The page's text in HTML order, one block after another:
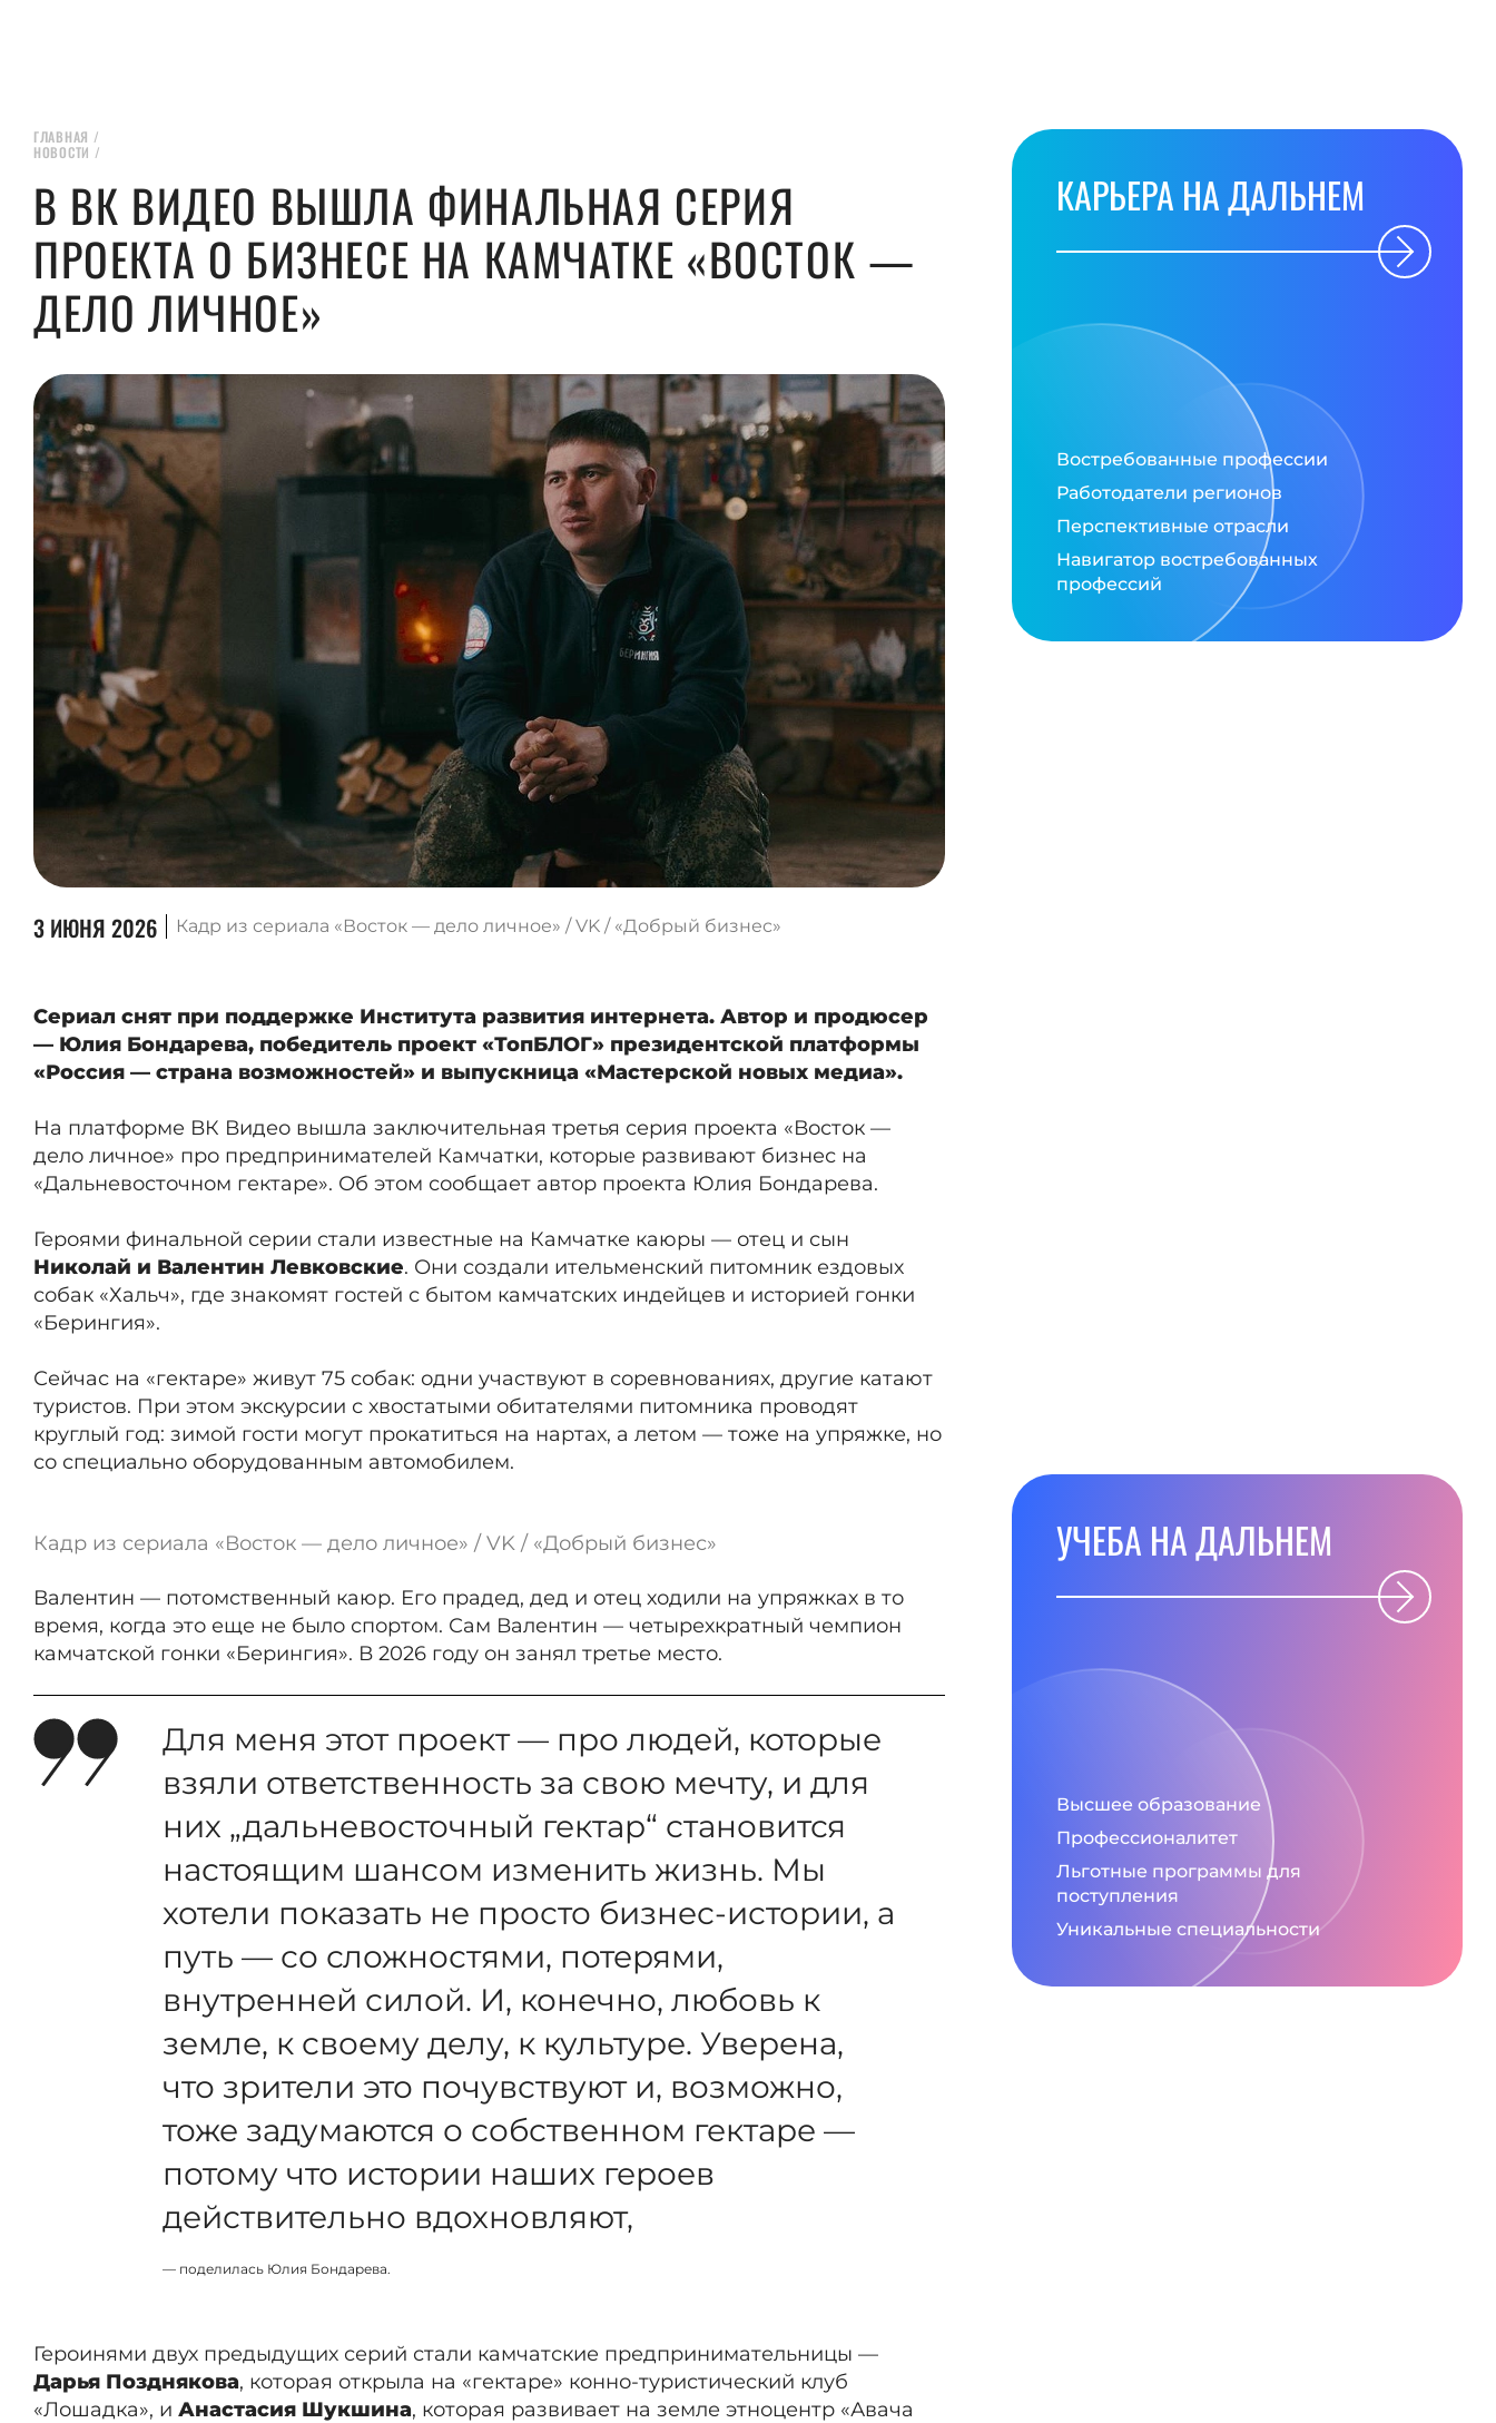
ГЛАВНАЯ /
НОВОСТИ /
В ВК ВИДЕО ВЫШЛА ФИНАЛЬНАЯ СЕРИЯ
ПРОЕКТА О БИЗНЕСЕ НА КАМЧАТКЕ «ВОСТОК —
ДЕЛО ЛИЧНОЕ»
3 ИЮНЯ 2026 Кадр из сериала «Восток — дело личное» / VK / «Добрый бизнес»
Сериал снят при поддержке Института развития интернета. Автор и продюсер
— Юлия Бондарева, победитель проект «ТопБЛОГ» президентской платформы
«Россия — страна возможностей» и выпускница «Мастерской новых медиа».
На платформе ВК Видео вышла заключительная третья серия проекта «Восток —
дело личное» про предпринимателей Камчатки, которые развивают бизнес на
«Дальневосточном гектаре». Об этом сообщает автор проекта Юлия Бондарева.
Героями финальной серии стали известные на Камчатке каюры — отец и сын
Николай и Валентин Левковские. Они создали ительменский питомник ездовых
собак «Хальч», где знакомят гостей с бытом камчатских индейцев и историей гонки
«Берингия».
Сейчас на «гектаре» живут 75 собак: одни участвуют в соревнованиях, другие катают
туристов. При этом экскурсии с хвостатыми обитателями питомника проводят
круглый год: зимой гости могут прокатиться на нартах, а летом — тоже на упряжке, но
со специально оборудованным автомобилем.
Кадр из сериала «Восток — дело личное» / VK / «Добрый бизнес» Кадр из сериала «Восток — дело личное» / VK /
Валентин — потомственный каюр. Его прадед, дед и отец ходили на упряжках в то
время, когда это еще не было спортом. Сам Валентин — четырехкратный чемпион
камчатской гонки «Берингия». В 2026 году он занял третье место.
Для меня этот проект — про людей, которые
взяли ответственность за свою мечту, и для
них „дальневосточный гектар“ становится
настоящим шансом изменить жизнь. Мы
хотели показать не просто бизнес-истории, а
путь — со сложностями, потерями,
внутренней силой. И, конечно, любовь к
земле, к своему делу, к культуре. Уверена,
что зрители это почувствуют и, возможно,
тоже задумаются о собственном гектаре —
потому что истории наших героев
действительно вдохновляют,
— поделилась Юлия Бондарева.
Героинями двух предыдущих серий стали камчатские предпринимательницы —
Дарья Позднякова, которая открыла на «гектаре» конно-туристический клуб
«Лошадка», и Анастасия Шукшина, которая развивает на земле этноцентр «Авача
КАРЬЕРА НА ДАЛЬНЕМ
Востребованные профессии
Работодатели регионов
Перспективные отрасли
Навигатор востребованных
профессий
УЧЕБА НА ДАЛЬНЕМ
Высшее образование
Профессионалитет
Льготные программы для
поступления
Уникальные специальности